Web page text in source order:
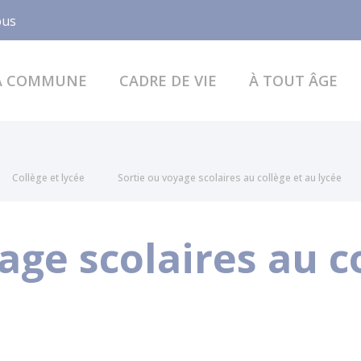
COMMUNE CADRE DE VIE À TOUT ÂGE
Collège et lycée Sortie ou voyage scolaires au collège et au lycée
scolaires au